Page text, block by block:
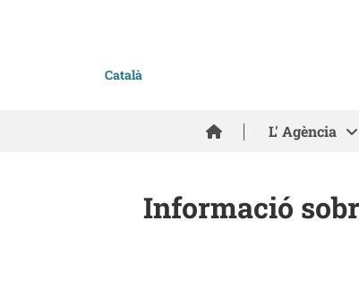
Català
Inici L' Agència
Informació